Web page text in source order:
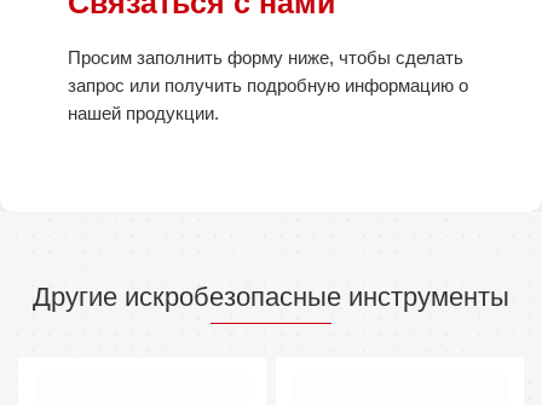
Просим заполнить форму ниже, чтобы сделать
запрос или получить подробную информацию о
нашей продукции.
Другие искробезопасные инструменты